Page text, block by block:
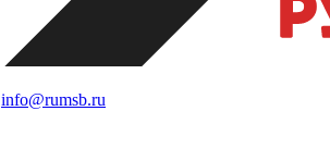
info@rumsb.ru